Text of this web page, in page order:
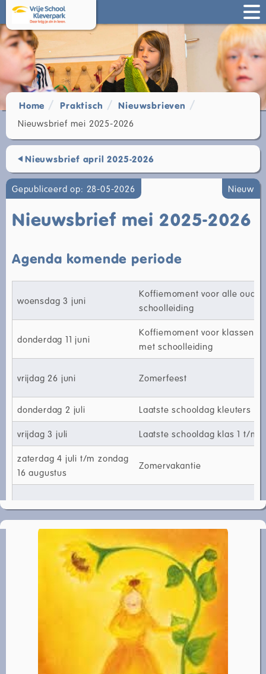
Home Praktisch
Nieuwsbrieven
Nieuwsbrief mei 2025-2026
Nieuwsbrief april 2025-2026
Gepubliceerd op: 28-05-2026 Nieuw
Nieuwsbrief mei 2025-2026
Agenda komende periode
woensdag 3 juni
Koffiemoment voor alle
schoolleiding
donderdag 11 juni
Koffiemoment voor
met schoolleiding
vrijdag 26 juni Zomerfeest
donderdag 2 juli Laatste schooldag kleuters
vrijdag 3 juli Laatste schooldag klas 1 t/m
zaterdag 4 juli t/m zondag
16 augustus
Zomervakantie